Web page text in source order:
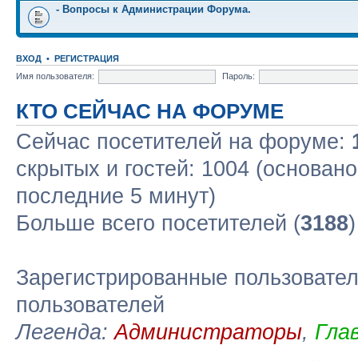
- Вопросы к Администрации Форума.
ВХОД • РЕГИСТРАЦИЯ
Имя пользователя:
Пароль:
КТО СЕЙЧАС НА ФОРУМЕ
Сейчас посетителей на форуме:
скрытых и гостей: 1004
последние 5 минут)
Больше всего посетителей (3188
Зарегистрированные
пользователей
Легенда:Администраторы,